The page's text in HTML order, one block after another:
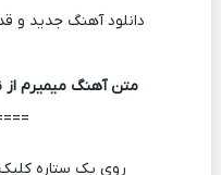
دانلود آهنگ جدید و
متن آهنگ میمیرم
روی یک ستاره کلیک